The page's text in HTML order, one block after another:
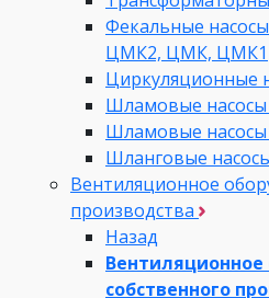
Фекальные
ЦМК2, ЦМК, ЦМК1
Циркуляционные
Шламовые
Шламовые
Шланговые
Вентиляционное
производства
Назад
собственного